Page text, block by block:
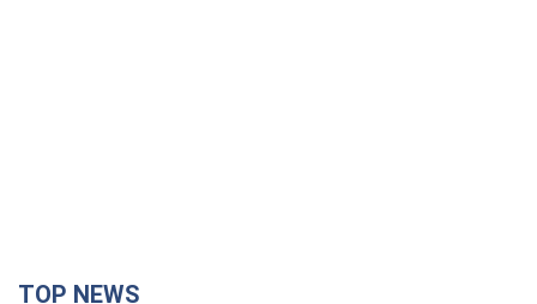
TOP NEWS